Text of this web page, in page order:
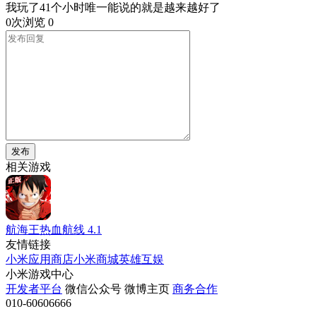
我玩了41个小时唯一能说的就是越来越好了
0次浏览 0
发布
相关游戏
航海王热血航线 4.1
友情链接
小米应用商店小米商城英雄互娱
小米游戏中心
开发者平台 微信公众号 微博主页 商务合作
010-60606666